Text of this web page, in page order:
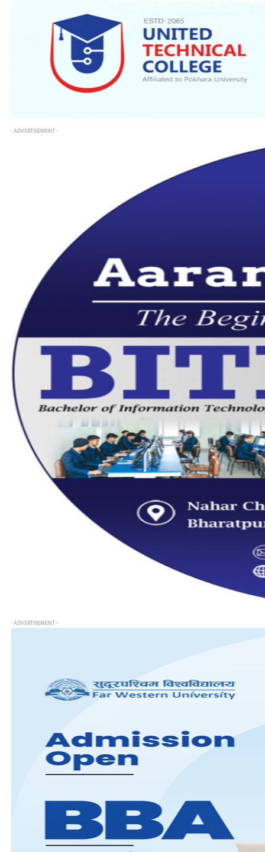
- ADVERTISEMENT -
- ADVERTISEMENT -